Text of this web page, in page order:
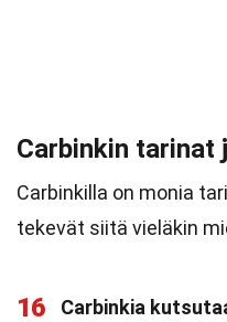
Carbinkin tarinat
Carbinkilla on monia
tekevät siitä vieläkin
16
Carbinkia